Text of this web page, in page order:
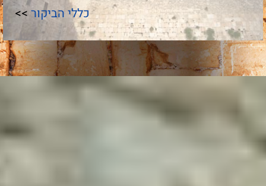
כללי הביקור >>